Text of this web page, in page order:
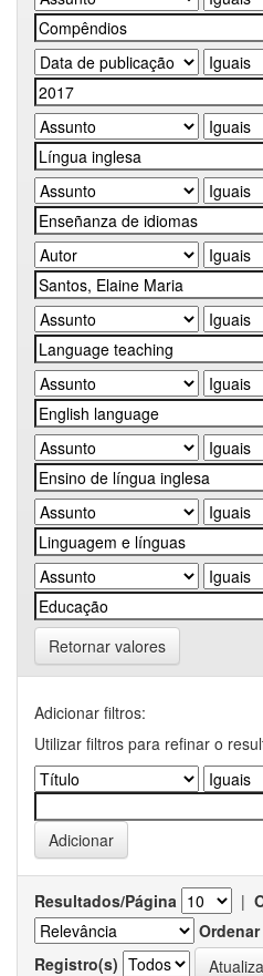
Retornar valores
Adicionar filtros:
Utilizar filtros para refinar o
Resultados/Página |
Ordenar
Registro(s)